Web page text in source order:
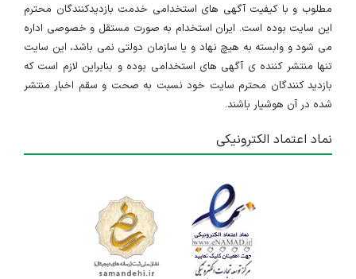
مطلوب و با کیفیت آگهی های استخدامی خدمت بازدیدکنندگان محترم
این سایت بوده است. ایران استخدام به صورت مستقل و خصوصی اداره
می شود و وابسته به هیچ نهاد و یا سازمان دولتی نمی باشد، این سایت
تنها منتشر کننده ی آگهی های استخدامی بوده و بنابراین لازم است که
بازدید کنندگان محترم سایت خود نسبت به صحت و سقم اخبار منتشر
شده در آن هوشیار باشند.
نماد اعتماد الکترونیکی